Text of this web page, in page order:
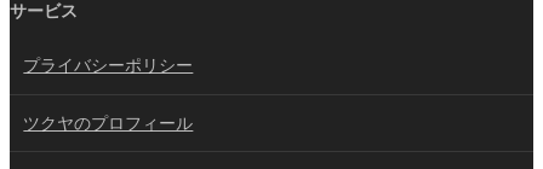
サービス
プライバシーポリシー
ツクヤのプロフィール